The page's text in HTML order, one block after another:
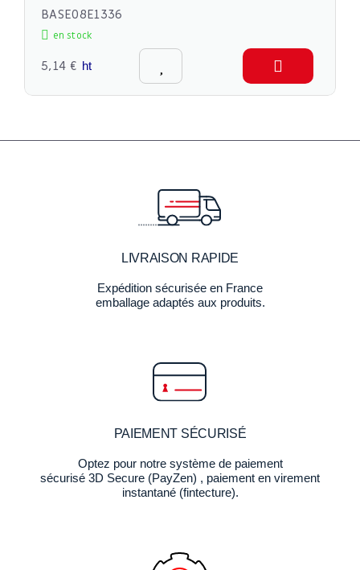
BASE08E1336
en stock
5,14 € ht
LIVRAISON RAPIDE
Expédition sécurisée en France
emballage adaptés aux produits.
PAIEMENT SÉCURISÉ
Optez pour notre système de paiement
sécurisé 3D Secure (PayZen) , paiement en virement
instantané (fintecture).